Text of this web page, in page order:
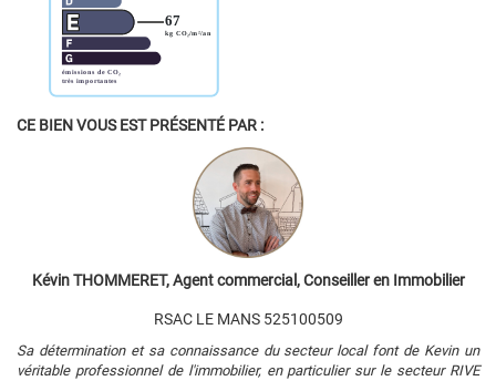
CE BIEN VOUS EST PRÉSENTÉ PAR :
Kévin THOMMERET, Agent commercial, Conseiller en Immobilier
RSAC LE MANS 525100509
Sa détermination et sa connaissance du secteur local font de Kevin un
véritable professionnel de l'immobilier, en particulier sur le secteur RIVE